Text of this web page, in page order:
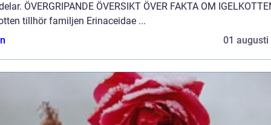
ÖVERGRIPANDE ÖVERSIKT ÖVER FAKTA OM
tillhör familjen Erinaceidae ...
01 augusti